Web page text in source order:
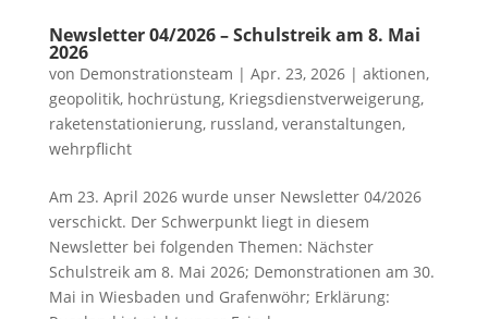
Newsletter 04/2026 – Schulstreik am 8. Mai
2026
von Demonstrationsteam | Apr. 23, 2026| aktionen,
geopolitik, hochrüstung, Kriegsdienstverweigerung,
raketenstationierung, russland, veranstaltungen,
wehrpflicht
Am 23. April 2026 wurde unser Newsletter 04/2026
verschickt. Der Schwerpunkt liegt in diesem
Newsletter bei folgenden Themen: Nächster
Schulstreik am 8. Mai 2026; Demonstrationen am 30.
Mai in Wiesbaden und Grafenwöhr; Erklärung: